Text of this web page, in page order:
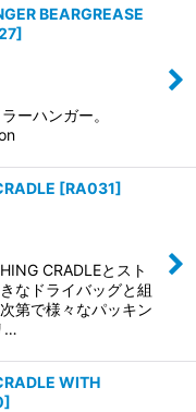
BEARGREASE
]
ーハンガー。
[RA031]
CRADLEとスト
なドライバッグと組
第で様々なパッキン
…
WITH
]